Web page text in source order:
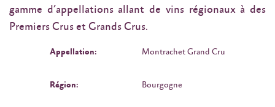
gamme d’appellations allant de vins régionaux à des
Premiers Crus et Grands Crus.
Appellation: Montrachet Grand Cru
Région: Bourgogne